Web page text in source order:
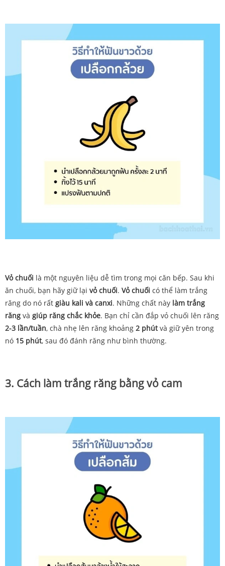
Vỏ chuối là một nguyên liệu dễ tìm trong mọi căn bếp. Sau khi
ăn chuối, bạn hãy giữ lại vỏ chuối. Vỏ chuối có thể làm trắng
răng do nó rất giàu kali và canxi. Những chất này làm trắng
răng và giúp răng chắc khỏe. Bạn chỉ cần đắp vỏ chuối lên răng
2-3 lần/tuần, chà nhẹ lên răng khoảng 2 phútvà giữ yên trong
nó 15 phút, sau đó đánh răng như bình thường.
3. Cách làm trắng răng bằng vỏ cam